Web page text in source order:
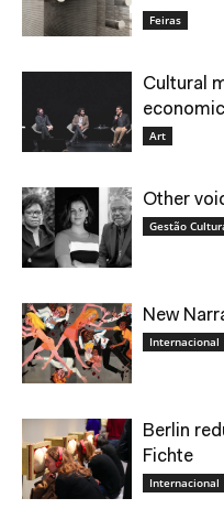
Feiras
Cultural
Art
Other
Gestão
New
Internacional
Berlin
Fichte
Internacional